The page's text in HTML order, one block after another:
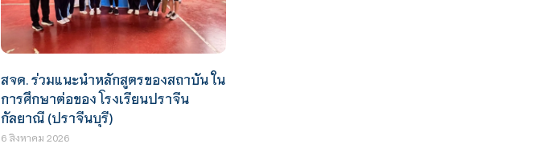
สจด. ร่วมแนะนำหลักสูตรของสถาบัน ใน
การศึกษาต่อของ โรงเรียนปราจีน
กัลยาณี (ปราจีนบุรี)
6 สิงหาคม 2026